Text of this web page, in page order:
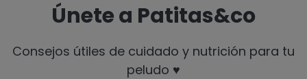
Únete a Patitas&co
Consejos útiles de cuidado y nutrición para tu
peludo ♥️